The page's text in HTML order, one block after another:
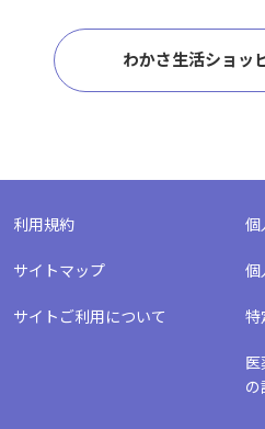
わかさ生活ショッ
利用規約 個
サイトマップ 個
サイトご利用について 特
の